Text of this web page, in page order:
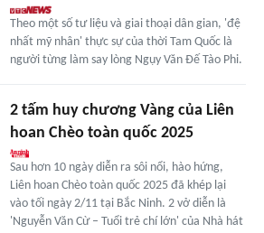
Theo một số tư liệu và giai thoại dân gian, 'đệ
nhất mỹ nhân' thực sự của thời Tam Quốc là
người từng làm say lòng Ngụy Văn Đế Tào Phi.
2 tấm huy chương Vàng của Liên
hoan Chèo toàn quốc 2025
Sau hơn 10 ngày diễn ra sôi nổi, hào hứng,
Liên hoan Chèo toàn quốc 2025 đã khép lại
vào tối ngày 2/11 tại Bắc Ninh. 2 vở diễn là
'Nguyễn Văn Cừ – Tuổi trẻ chí lớn' của Nhà hát